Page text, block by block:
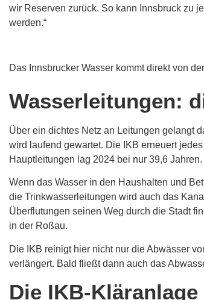
wir Reserven zurück. So kann Innsbruck zu
werden.“
Das Innsbrucker Wasser kommt direkt von
Wasserleitungen:
Über ein dichtes Netz an Leitungen gelangt
wird laufend gewartet. Die IKB erneuert
Hauptleitungen lag 2024 bei nur 39,6
Wenn das Wasser in den Haushalten und
die Trinkwasserleitungen wird auch das
Überflutungen seinen Weg durch die Stadt
in der Roßau.
Die IKB reinigt hier nicht nur die Abwässer
verlängert. Bald fließt dann auch das
Die IKB-